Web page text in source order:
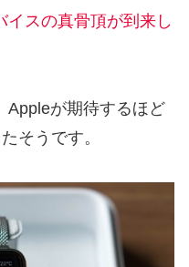
イスの真骨頂が到来し
Appleが期待するほど
そうです。